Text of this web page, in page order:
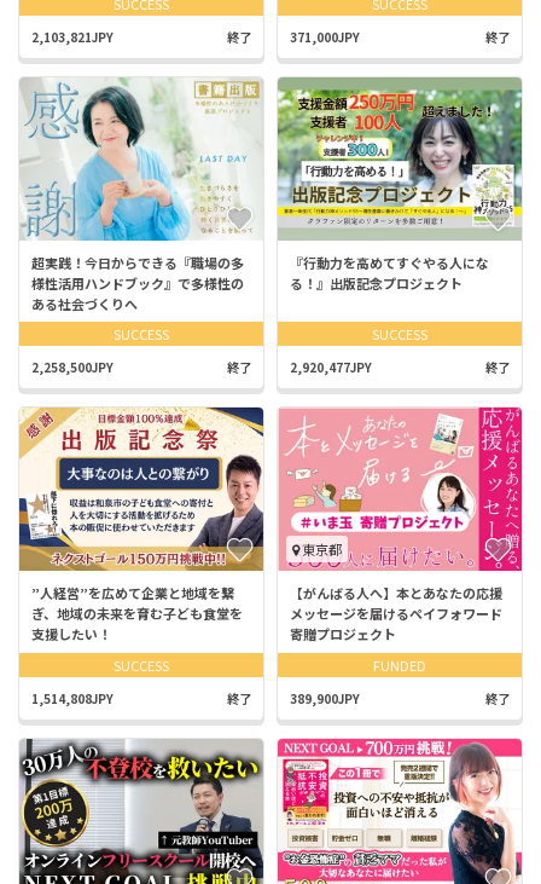
2,103,821JPY 終了 371,000JPY 終了
超実践！今日からできる『職場の多
様性活用ハンドブック』で多様性の
ある社会づくりへ
SUCCESS
2,258,500JPY 終了
『行動力を高めてすぐやる人にな
る！』出版記念プロジェクト
SUCCESS
2,920,477JPY 終了
”人経営”を広めて企業と地域を繋
ぎ、地域の未来を育む子ども食堂を
支援したい！
SUCCESS
1,514,808JPY 終了
東京都
【がんばる人へ】本とあなたの応援
メッセージを届けるペイフォワード
寄贈プロジェクト
FUNDED
389,900JPY 終了